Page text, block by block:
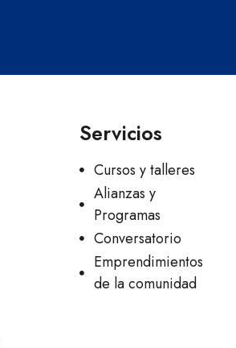
Servicios
Cursos y talleres
Alianzas y
Programas
Conversatorio
Emprendimientos
de la comunidad